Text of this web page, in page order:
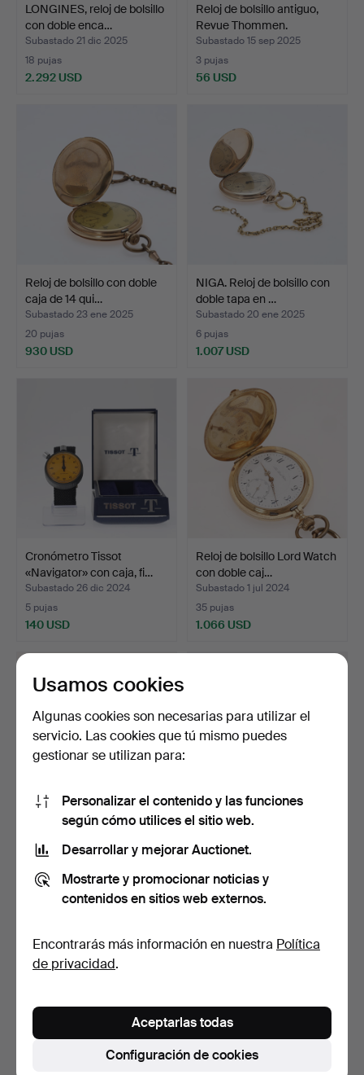
LONGINES, reloj de bolsillo
con doble enca…
Subastado 21 dic 2025
18 pujas
2.292 USD
Reloj de bolsillo antiguo,
Revue Thommen.
Subastado 15 sep 2025
3 pujas
56 USD
Reloj de bolsillo con doble
caja de 14 qui…
Subastado 23 ene 2025
20 pujas
930 USD
NIGA. Reloj de bolsillo con
doble tapa en …
Subastado 20 ene 2025
6 pujas
1.007 USD
Cronómetro Tissot
«Navigator» con caja, fi…
Subastado 26 dic 2024
5 pujas
140 USD
Reloj de bolsillo Lord Watch
con doble caj…
Subastado 1 jul 2024
35 pujas
1.066 USD
Reloj de bolsillo en oro de 14
quilates, D…
12 pujas
714 USD
Reloj de husillo Th. Whitt
London, plata.
9 pujas
102 USD
Usamos cookies
Algunas cookies son necesarias para utilizar el
servicio. Las cookies que tú mismo puedes
gestionar se utilizan para:
Personalizar el contenido y las funciones
según cómo utilices el sitio web.
Desarrollar y mejorar Auctionet.
Mostrarte y promocionar noticias y
contenidos en sitios web externos.
Encontrarás más información en nuestra Política
de privacidad.
Configuración de cookies
Aceptarlas todas